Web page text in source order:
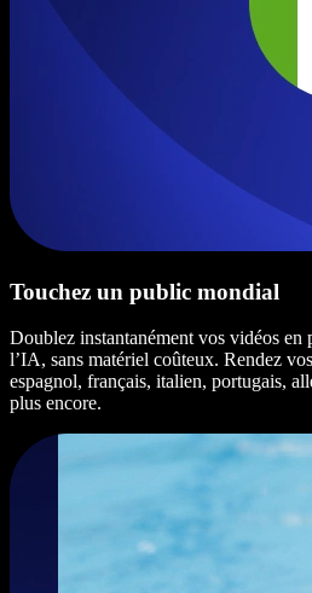
Touchez un public mondial
Doublez instantanément vos vidéos en
l’IA, sans matériel coûteux. Rendez
espagnol, français, italien, portugais,
plus encore.